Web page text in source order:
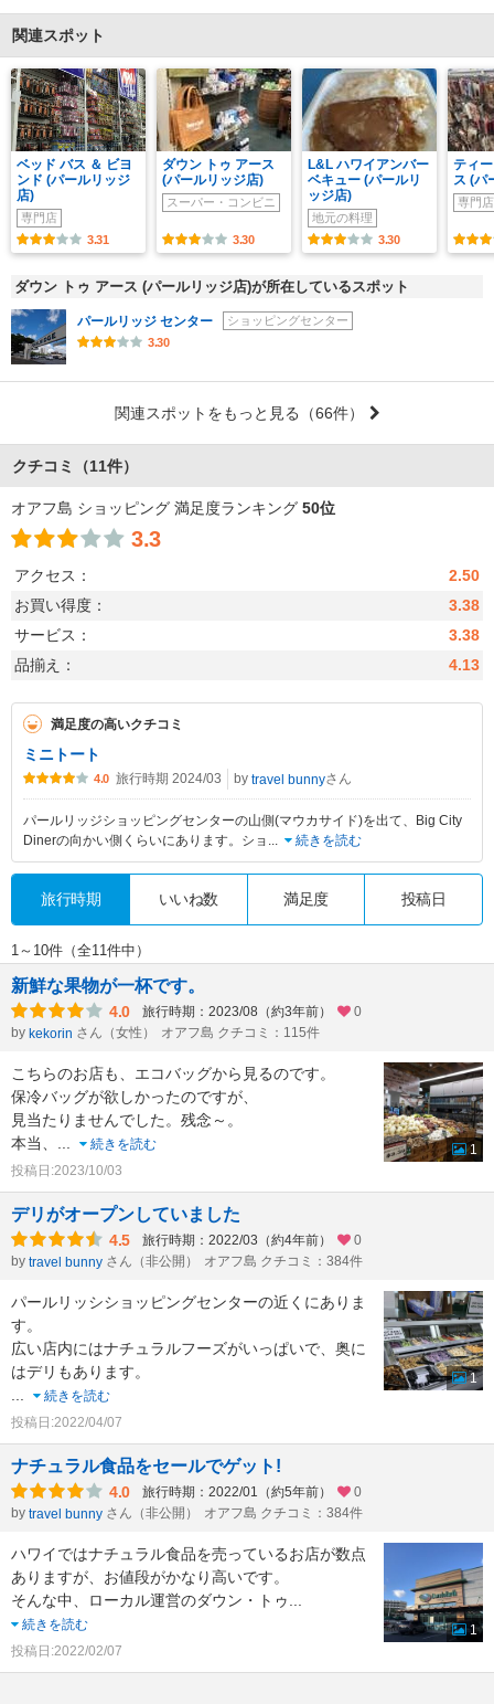
関連スポット
ベッド バス ＆ ビヨ
ンド (パールリッジ
店)
専門店
3.31
ダウン トゥ アース
(パールリッジ店)
スーパー・コンビニ
3.30
L&L ハワイアンバー
ベキュー (パールリ
ッジ店)
地元の料理
3.30
ティ
ス (パ
専門店
ダウン トゥ アース (パールリッジ店)が所在しているスポット
パールリッジ センター
ショッピングセンター
3.30
関連スポットをもっと見る （66件）
クチコミ （11件）
オアフ島 ショッピング 満足度ランキング 50位
3.3
アクセス：
2.50
お買い得度：
3.38
サービス：
3.38
品揃え：
4.13
満足度の高いクチコミ
ミニトート
4.0 旅行時期 2024/03 by travel bunnyさん
パールリッジショッピングセンターの山側(マウカサイド)を出て、Big City
Dinerの向かい側くらいにあります。ショ ... 続きを読む
旅行時期 いいね数 満足度 投稿日
1～10件（全11件中）
新鮮な果物が一杯です。
4.0 旅行時期：2023/08（約3年前）
0
by kekorin さん（女性） オアフ島 クチコミ：115件
こちらのお店も、エコバッグから見るのです。
保冷バッグが欲しかったのですが、
見当たりませんでした。残念～。
本当、
続きを読む
投稿日:2023/10/03
1
デリがオープンしていました
4.5 旅行時期：2022/03（約4年前）
0
by travel bunny さん（非公開） オアフ島 クチコミ：384件
パールリッシショッピングセンターの近くにありま
す。
広い店内にはナチュラルフーズがいっぱいで、奥に
はデリもあります。
続きを読む
投稿日:2022/04/07
1
ナチュラル食品をセールでゲット!
4.0 旅行時期：2022/01（約5年前）
0
by travel bunny さん（非公開） オアフ島 クチコミ：384件
ハワイではナチュラル食品を売っているお店が数点
ありますが、お値段がかなり高いです。
そんな中、ローカル運営のダウン・トゥ
続きを読む
投稿日:2022/02/07
1